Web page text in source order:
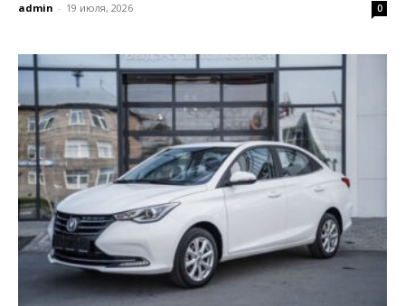
admin - 19 июля, 2026 0